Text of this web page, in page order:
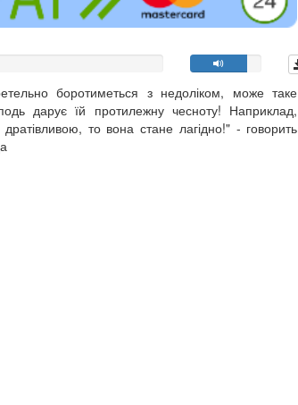
боротиметься з недоліком, може таке
дарує їй протилежну чесноту! Наприклад,
то вона стане лагідно!" - говорить